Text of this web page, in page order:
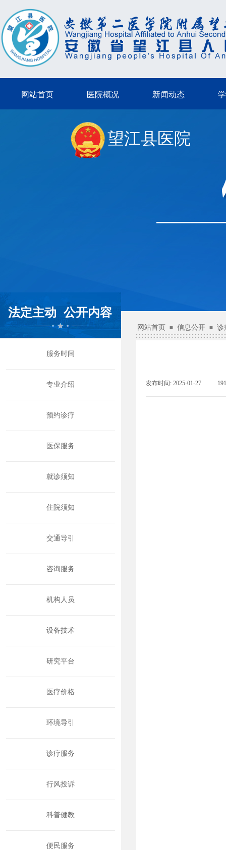
网站首页 医院概况 新闻动态
望江县医院
公开内容
法定主动
网站首页 ≡ 信息公开 ≡ 诊
服务时间
专业介绍
预约诊疗
医保服务
就诊须知
住院须知
交通导引
咨询服务
机构人员
设备技术
研究平台
医疗价格
环境导引
诊疗服务
行风投诉
科普健教
便民服务
发布时间: 2025-01-27